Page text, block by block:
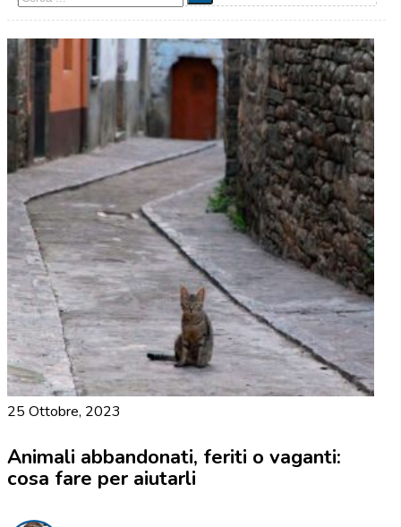
25 Ottobre, 2023
Animali abbandonati, feriti o vaganti:
cosa fare per aiutarli